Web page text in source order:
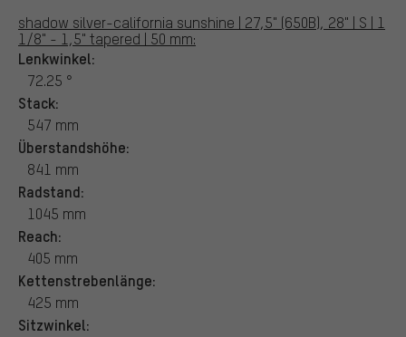
shadow silver-california sunshine | 27,5" (650B), 28" | S | 1
1/8" - 1,5" tapered | 50 mm:
Lenkwinkel:
72.25 °
Stack:
547 mm
Überstandshöhe:
841 mm
Radstand:
1045 mm
Reach:
405 mm
Kettenstrebenlänge:
425 mm
Sitzwinkel: